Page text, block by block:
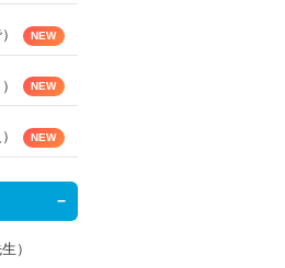
NEW
NEW
NEW
）